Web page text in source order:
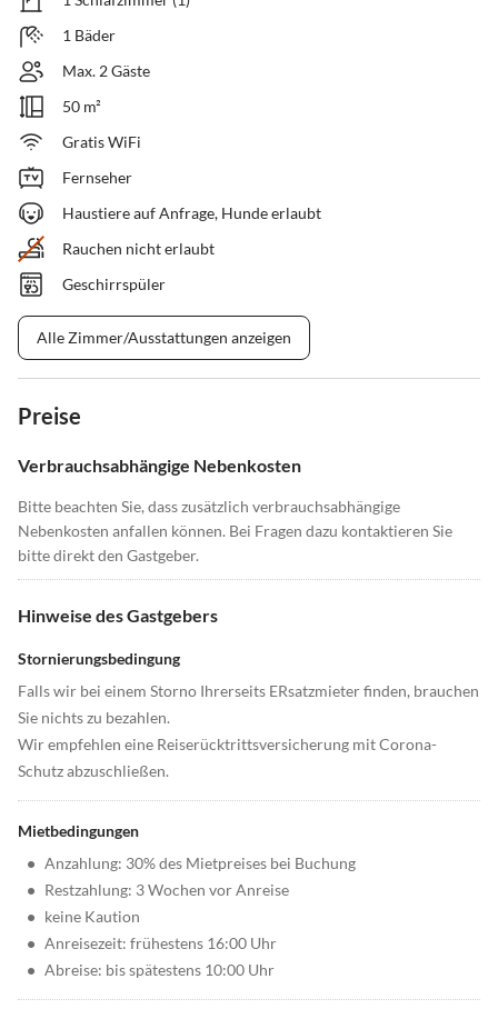
1 Bäder
Max. 2 Gäste
50 m²
Gratis WiFi
Fernseher
Haustiere auf Anfrage, Hunde erlaubt
Rauchen nicht erlaubt
Geschirrspüler
Alle Zimmer/Ausstattungen anzeigen
Preise
Verbrauchsabhängige Nebenkosten
Bitte beachten Sie, dass zusätzlich verbrauchsabhängige
Nebenkosten anfallen können. Bei Fragen dazu kontaktieren Sie
bitte direkt den Gastgeber.
Hinweise des Gastgebers
Stornierungsbedingung
Falls wir bei einem Storno Ihrerseits ERsatzmieter finden, brauchen
Sie nichts zu bezahlen.
Wir empfehlen eine Reiserücktrittsversicherung mit Corona-
Schutz abzuschließen.
Mietbedingungen
• Anzahlung: 30% des Mietpreises bei Buchung
• Restzahlung: 3 Wochen vor Anreise
• keine Kaution
• Anreisezeit: frühestens 16:00 Uhr
• Abreise: bis spätestens 10:00 Uhr